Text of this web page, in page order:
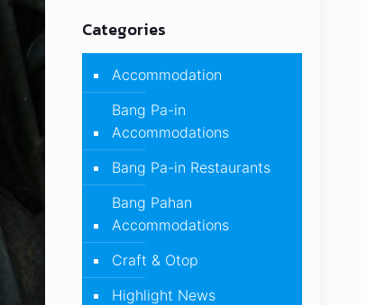
Categories
Accommodation
Bang Pa-in
Accommodations
Bang Pa-in Restaurants
Bang Pahan
Accommodations
Craft & Otop
Highlight News